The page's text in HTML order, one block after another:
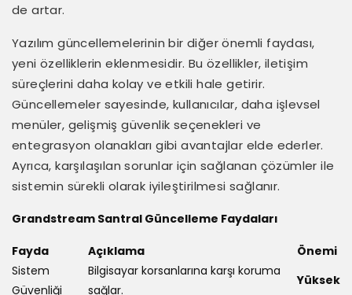
de artar.
Yazılım güncellemelerinin bir diğer önemli faydası,
yeni özelliklerin eklenmesidir. Bu özellikler, iletişim
süreçlerini daha kolay ve etkili hale getirir.
Güncellemeler sayesinde, kullanıcılar, daha işlevsel
menüler, gelişmiş güvenlik seçenekleri ve
entegrasyon olanakları gibi avantajlar elde ederler.
Ayrıca, karşılaşılan sorunlar için sağlanan çözümler ile
sistemin sürekli olarak iyileştirilmesi sağlanır.
Grandstream Santral Güncelleme Faydaları
Fayda Açıklama
Önemi
Sistem
Güvenliği
Bilgisayar korsanlarına karşı koruma
sağlar.
Yüksek